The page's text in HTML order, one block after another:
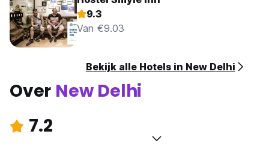
9.3
Van €9.03
Bekijk alle Hotels in New Delhi
Over New Delhi
7.2